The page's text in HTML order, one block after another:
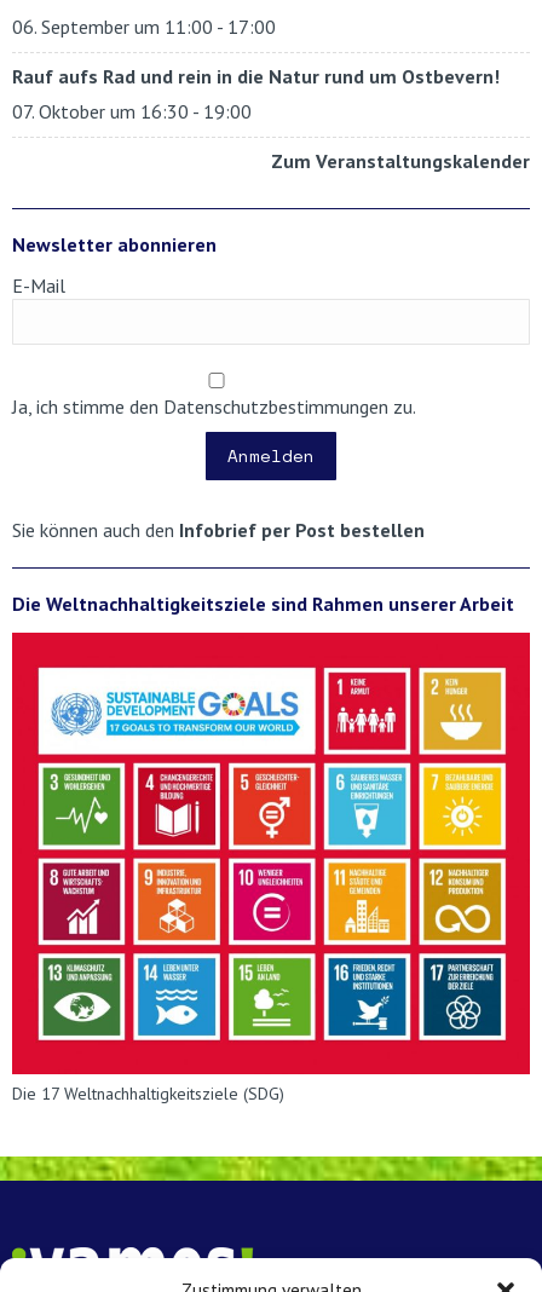
06. September um 11:00 - 17:00
Rauf aufs Rad und rein in die Natur rund um Ostbevern!
07. Oktober um 16:30 - 19:00
Zum Veranstaltungskalender
Newsletter abonnieren
E-Mail
Ja, ich stimme den Datenschutzbestimmungen zu.
Anmelden
Sie können auch den Infobrief per Post bestellen
Die Weltnachhaltigkeitsziele sind Rahmen unserer Arbeit
Die 17 Weltnachhaltigkeitsziele (SDG)